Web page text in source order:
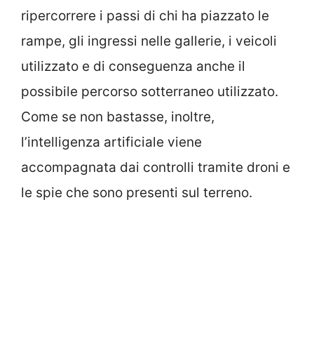
ripercorrere i passi di chi ha piazzato le
rampe, gli ingressi nelle gallerie, i veicoli
utilizzato e di conseguenza anche il
possibile percorso sotterraneo utilizzato.
Come se non bastasse, inoltre,
l’intelligenza artificiale viene
accompagnata dai controlli tramite droni e
le spie che sono presenti sul terreno.